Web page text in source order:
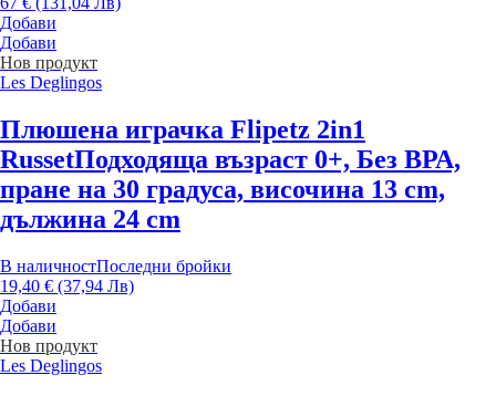
Добави
Добави
Нов продукт
Les Deglingos
Плюшена играчка Flipetz 2in1
RussetПодходяща възраст 0+, Без ВРА,
пране на 30 градуса, височина 13 cm,
дължина 24 cm
В наличностПоследни бройки
19,40 € (37,94 Лв)
Добави
Добави
Нов продукт
Les Deglingos